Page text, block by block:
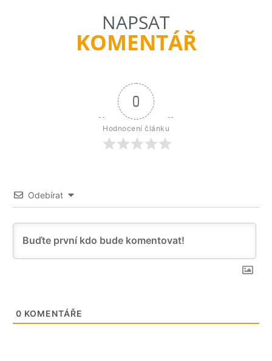
NAPSAT
KOMENTÁŘ
0
Hodnocení článku
Odebírat
0 KOMENTÁŘE